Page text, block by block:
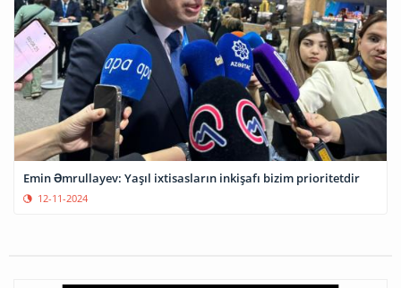
Emin Əmrullayev: Yaşıl ixtisasların inkişafı bizim prioritetdir
12-11-2024